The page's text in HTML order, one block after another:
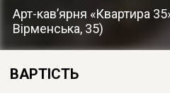
Арт-кав’ярня «Квартира
Вірменська, 35)
ВАРТІСТЬ